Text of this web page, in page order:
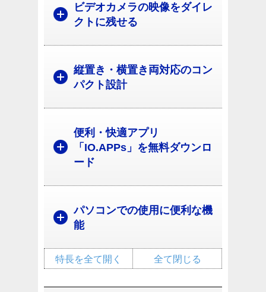
ビデオカメラの映像をダイレ
クトに残せる
縦置き・横置き両対応のコン
パクト設計
便利・快適アプリ
「IO.APPs」を無料ダウンロ
ード
パソコンでの使用に便利な機
能
全て閉じる
特長を全て開く